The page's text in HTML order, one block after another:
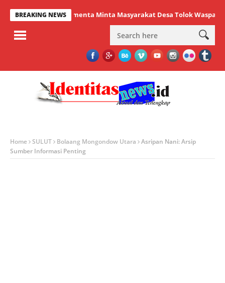
BREAKING NEWSLumenta Minta Masyarakat Desa Tolok Waspadai
Home SULUT Bolaang Mongondow Utara
Asripan Nani: Arsip
Sumber Informasi Penting